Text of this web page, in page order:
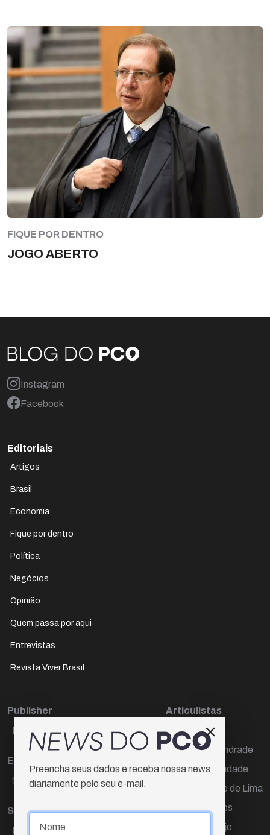
FIQUE POR DENTRO
JOGO ABERTO
Instagram
Facebook
Editoriais
Artigos
Brasil
Economia
Fique por dentro
Política
Negócios
Opinião
Quem passa por aqui
Entrevistas
Revista Viver Brasil
Publisher
Paulo Cesar de Oliveira
Editora Chefe
Sueli Cotta
Sub-editora
Raquel Ayres
Articulistas
Décio Freire
Dr Marcos Andrade
Hamilton Trindade
Igor Carvalho de Lima
Mario Campos
Renata Araújo
Preencha seus dados e receba nossa news
diariamente pelo seu e-mail.